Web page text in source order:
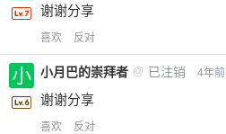
谢谢分享
喜欢 反对
小月巴的崇拜者 @ 已注销 4年前
谢谢分享
喜欢 反对